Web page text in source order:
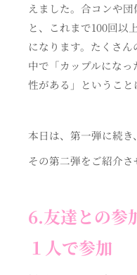
えました。合コンや
と、これまで100回以
になります。たくさ
中で「カップルにな
性がある」ということ
本日は、第一弾に続き、
その第二弾をご紹介さ
6.友達との参
１人で参加